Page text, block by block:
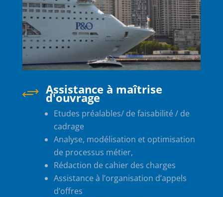
+ Assistance à maîtrise
d'ouvrage
Etudes préalables/ de faisabilité / de
cadrage
Analyse, modélisation et optimisation
de processus métier,
Rédaction de cahier des charges
Assistance à l’organisation d’appels
d’offres